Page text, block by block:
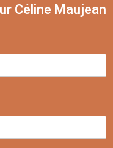
Céline Maujean